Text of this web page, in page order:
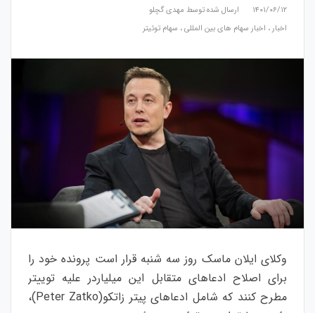
۱۴۰۱/۰۶/۱۲ ارسال شده توسط مهدی گچلو
اخبار ، اخبار سهام های بین المللی، سهام توئیتر
وکلای ایلان ماسک روز سه شنبه قرار است پرونده خود را
برای اصلاح ادعاهای متقابل این میلیاردر علیه توییتر
مطرح کنند که شامل ادعاهای پیتر زاتکو(Peter Zatko)،